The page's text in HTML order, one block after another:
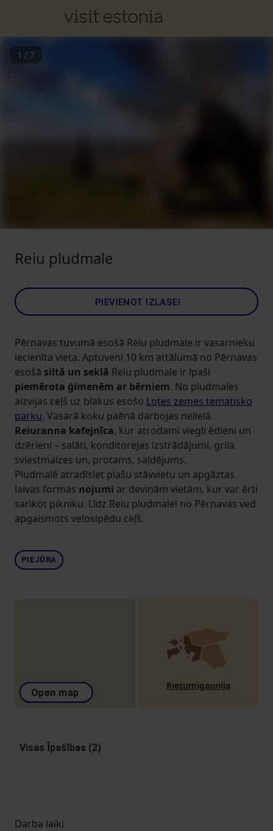
1 / 7
Reiu pludmale
PIEVIENOT IZLASEI
Pērnavas tuvumā esošā Reiu pludmale ir vasarnieku
iecienīta vieta. Aptuveni 10 km attālumā no Pērnavas
esošā siltā un seklā Reiu pludmale ir īpaši
piemērota ģimenēm ar bērniem. No pludmales
aizvijas ceļš uz blakus esošo Lotes zemes tematisko
parku. Vasarā koku paēnā darbojas nelielā
Reiuranna kafejnīca, kur atrodami viegli ēdieni un
dzērieni – salāti, konditorejas izstrādājumi, grila
sviestmaizes un, protams, saldējums.
Pludmalē atradīsiet plašu stāvvietu un apgāztas
laivas formas nojumi ar deviņām vietām, kur var ērti
sarīkot pikniku. Līdz Reiu pludmalei no Pērnavas ved
apgaismots velosipēdu ceļš.
PIEJŪRA
Open map
Rietumigaunija
Visas Īpašības (2)
Darba laiki